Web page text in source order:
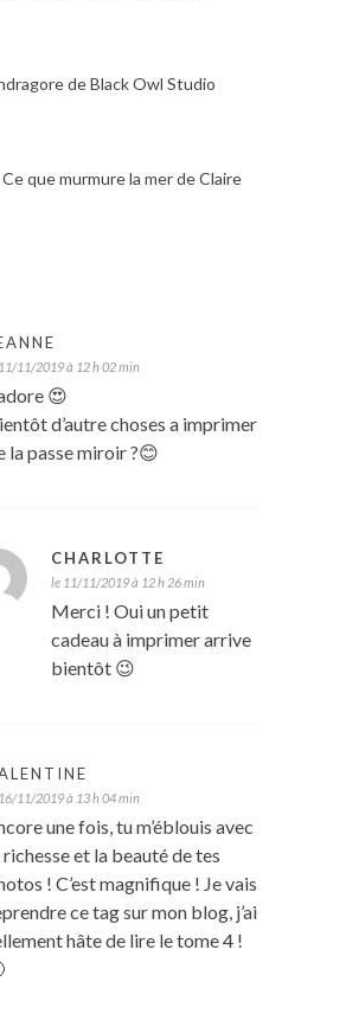
de Black Owl Studio
que murmure la mer de Claire
11/2019 à 12 h 02 min
😍
d’autre choses a imprimer
la passe miroir ?😊
CHARLOTTE
le 11/11/2019 à 12 h 26 min
Merci ! Oui un petit
cadeau à imprimer arrive
bientôt 😉
11/2019 à 13 h 04 min
une fois, tu m’éblouis avec
richesse et la beauté de tes
! C’est magnifique ! Je vais
ce tag sur mon blog, j’ai
hâte de lire le tome 4 !